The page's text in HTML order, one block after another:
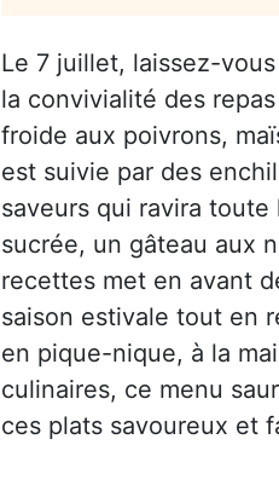
Le 7 juillet, laissez-
la convivialité des
froide aux poivrons,
est suivie par des
saveurs qui ravira
sucrée, un gâteau aux
recettes met en avant
saison estivale tout en
en pique-nique, à la
culinaires, ce menu
ces plats savoureux et